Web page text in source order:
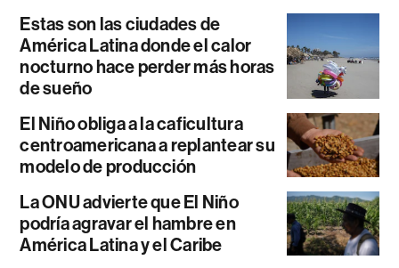
Estas son las ciudades de
América Latina donde el calor
nocturno hace perder más horas
de sueño
El Niño obliga a la caficultura
centroamericana a replantear su
modelo de producción
La ONU advierte que El Niño
podría agravar el hambre en
América Latina y el Caribe